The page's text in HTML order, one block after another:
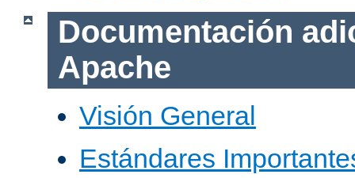
Documentación
Apache
Visión General
Estándares